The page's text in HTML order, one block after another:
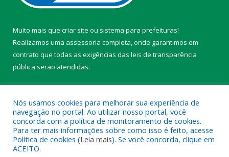
Muito mais que criar site ou sistema para prefeituras!
Realizamos uma assessoria completa, onde garantimos em
contrato que todas as exigências das leis de transparência
pública serão atendidas.
Todos os direitos reservados a Câmara Municipal de Belterra.
Nós usamos cookies para melhorar sua experiência de
navegação no portal. Ao utilizar nosso portal, você
concorda com a política de monitoramento de cookies.
Para ter mais informações sobre como isso é feito, acesse
Política de cookies (Leia mais). Se você concorda, clique em
ACEITO.